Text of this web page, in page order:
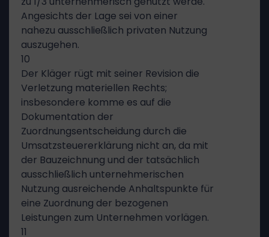
Angesichts der Lage sei von einer
nahezu ausschließlich privaten Nutzung
auszugehen.
10
Der Kläger rügt mit seiner Revision die
Verletzung materiellen Rechts;
insbesondere komme es auf die
Dokumentation der
Zuordnungsentscheidung durch die
Umsatzsteuererklärung nicht an, da mit
der Bauzeichnung und der tatsächlich
ausschließlich unternehmerischen
Nutzung ausreichende Anhaltspunkte für
eine Zuordnung der bezogenen
Leistungen zum Unternehmen vorlägen.
11